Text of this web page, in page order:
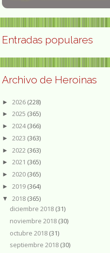
Entradas populares
Archivo de Heroinas
► 2026 (228)
► 2025 (365)
► 2024(366)
► 2023 (363)
► 2022 (363)
► 2021 (365)
► 2020 (365)
► 2019 (364)
▼ 2018 (365)
diciembre 2018 (31)
noviembre 2018 (30)
octubre 2018 (31)
septiembre 2018 (30)